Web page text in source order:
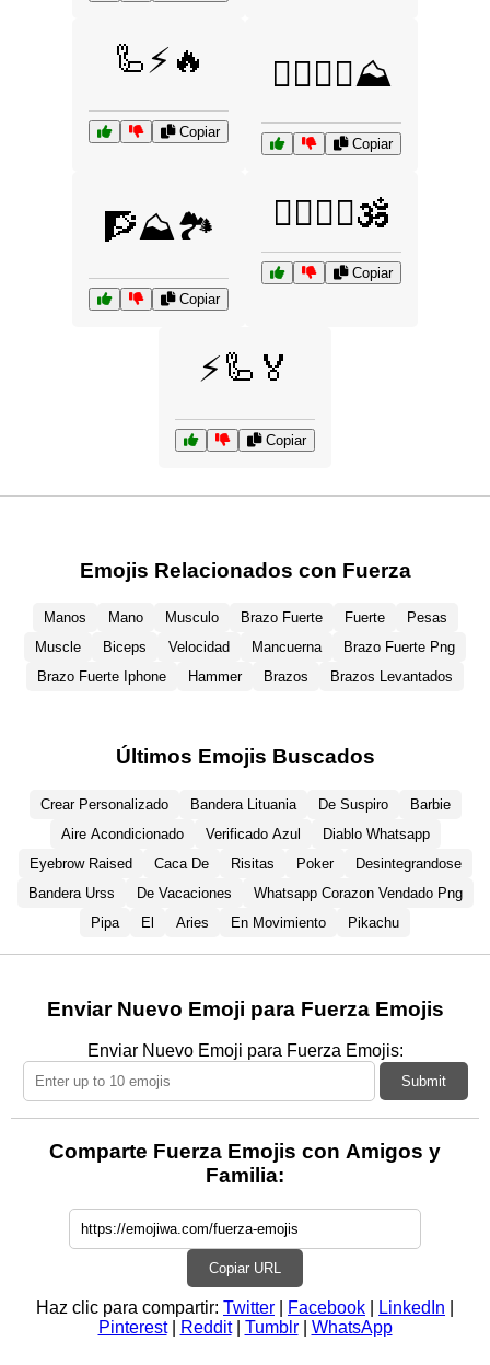
🦾⚡🔥
Copiar
🧗‍♀️🧗‍♂️⛰️
Copiar
🧗⛰️🏞️
Copiar
🧘‍♂️🧘‍♀️🕉️
Copiar
⚡🦾🏅
Copiar
Emojis Relacionados con Fuerza
Manos Mano Musculo Brazo Fuerte Fuerte
Pesas
Muscle
Biceps Velocidad Mancuerna
Brazo Fuerte Png
Brazo Fuerte Iphone
Hammer Brazos Brazos Levantados
Últimos Emojis Buscados
Crear Personalizado Bandera Lituania De Suspiro
Barbie
Aire Acondicionado
Verificado Azul
Diablo Whatsapp
Eyebrow Raised
Caca De Risitas Poker
Desintegrandose
Bandera Urss
De Vacaciones
Whatsapp Corazon Vendado Png
Pipa
El Aries En Movimiento Pikachu
Enviar Nuevo Emoji para Fuerza Emojis
Enviar Nuevo Emoji para Fuerza Emojis:
Submit
Comparte Fuerza Emojis con Amigos y
Familia:
Copiar URL
Haz clic para compartir: Twitter Facebook LinkedIn
Pinterest| Reddit| Tumblr| WhatsApp